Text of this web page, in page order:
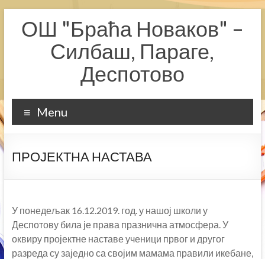
contentОШ "Браћа Новаков" –
Силбаш, Параге,
Деспотово
Menu
ПРОЈЕКТНА НАСТАВА
У понедељак 16.12.2019. год. у нашој школи у
Деспотову била је права празнична атмосфера. У
оквиру пројектне наставе ученици првог и другог
разреда су заједно са својим мамама правили икебане,